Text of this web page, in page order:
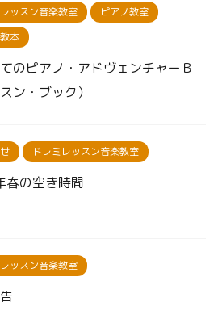
ッスン音楽教室
ピアノ教室
本
のピアノ・アドヴェンチャーＢ
ン・ブック）
ドレミレッスン音楽教室
春の空き時間
ッスン音楽教室